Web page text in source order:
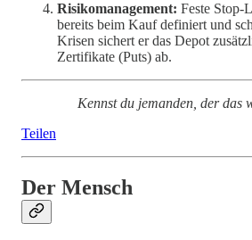
Risikomanagement: Feste Stop-
bereits beim Kauf definiert und
Krisen sichert er das Depot
Zertifikate (Puts) ab.
Kennst du jemanden, der das
Teilen
Der Mensch